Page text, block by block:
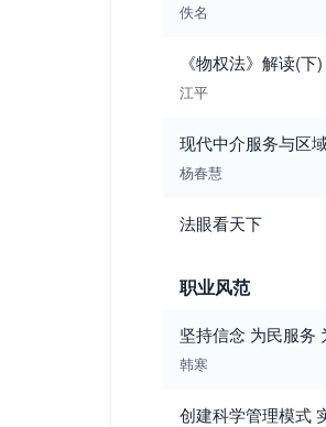
佚名
《物权法》解读(下)
江平
现代中介服务与区
杨春慧
法眼看天下
职业风范
坚持信念 为民服务
韩寒
创建科学管理模式